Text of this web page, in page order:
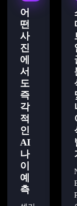
어
떤
사
진
에
서
도
즉
각
적
인
AI
나
이
예
측